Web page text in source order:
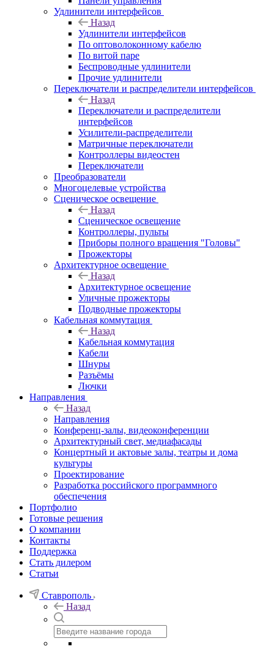
Удлинители интерфейсов
Назад
Удлинители интерфейсов
По оптоволоконному кабелю
По витой паре
Беспроводные удлинители
Прочие удлинители
Переключатели и распределители интерфейсов
Назад
Переключатели и распределители
интерфейсов
Усилители-распределители
Матричные переключатели
Контроллеры видеостен
Переключатели
Преобразователи
Многоцелевые устройства
Сценическое освещение
Назад
Сценическое освещение
Контроллеры, пульты
Приборы полного вращения "Головы"
Прожекторы
Архитектурное освещение
Назад
Архитектурное освещение
Уличные прожекторы
Подводные прожекторы
Кабельная коммутация
Назад
Кабельная коммутация
Кабели
Шнуры
Разъёмы
Лючки
Направления
Назад
Направления
Конференц-залы, видеоконференции
Архитектурный свет, медиафасады
Концертный и актовые залы, театры и дома
культуры
Проектирование
Разработка российского программного
обеспечения
Портфолио
Готовые решения
О компании
Контакты
Поддержка
Стать дилером
Статьи
Ставрополь
Назад